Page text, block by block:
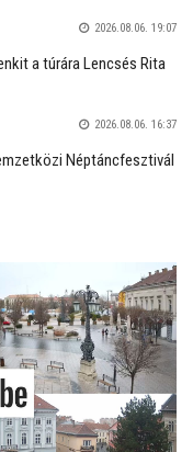
2026.08.06. 19:07
a túrára Lencsés Rita
2026.08.06. 16:37
Néptáncfesztivál